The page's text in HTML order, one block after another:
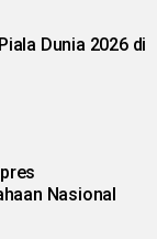
Dunia 2026 di
Nasional